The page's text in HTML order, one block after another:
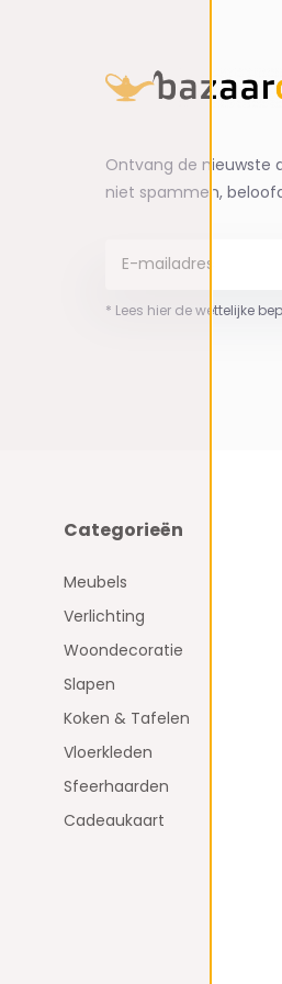
Ontvang de nieuwste
niet spammen,
* Lees hier de wettelijke
Categorieën
Meubels
Verlichting
Woondecoratie
Slapen
Koken & Tafelen
Vloerkleden
Sfeerhaarden
Cadeaukaart